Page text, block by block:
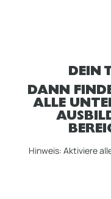
DEIN
DANN
ALLE
Hinweis: Aktiviere